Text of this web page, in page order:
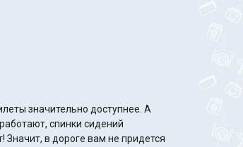
значительно доступнее. А
спинки сидений
Значит, в дороге вам не придется